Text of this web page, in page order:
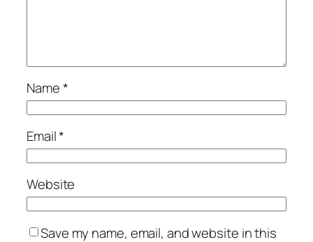
Name*
Email*
Website
Save my name, email, and website in this